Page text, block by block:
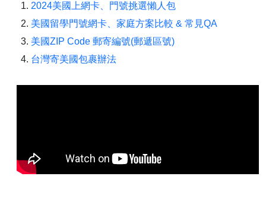
2024美國上網卡、門號挑選懶人包
美國留學門號網卡、家庭方案比較 & 常見QA
美國ZIP Code 郵寄編號(郵遞區號)
台灣寄美國包裹辦法